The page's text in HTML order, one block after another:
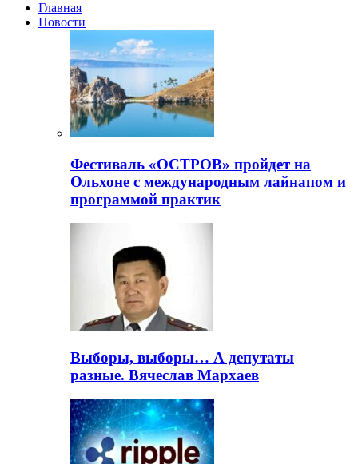
Главная
Новости
Фестиваль «ОСТРОВ» пройдет на
Ольхоне с международным лайнапом и
программой практик
Выборы, выборы… А депутаты
разные. Вячеслав Мархаев